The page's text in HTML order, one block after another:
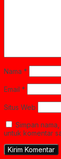
Nama *
Email *
Situs Web
Simpan
untuk komentar